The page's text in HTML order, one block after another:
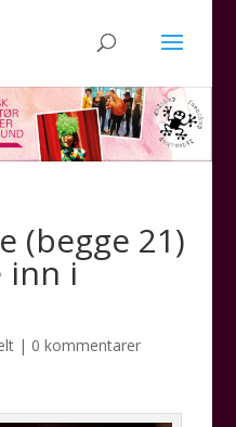
(begge 21)
inn i
| 0 kommentarer